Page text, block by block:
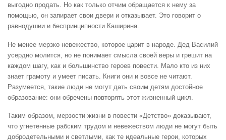
выгодно продать. Но как только отчим обращается к нему за
помощью, он запирает свои двери и отказывает. Это говорит о
равнодушии и беспринципности Каширина.
Не менее мерзко невежество, которое царит в народе. Дед Василий
усердно молится, но не понимает смысла своей веры и грешит на
каждом шагу, как и большинство героев повести. Мало кто из них
знает грамоту и умеет писать. Книги они и вовсе не читают.
Разумеется, такие люди не могут дать своим детям достойное
образование: они обречены повторять этот жизненный цикл.
Таким образом, мерзости жизни в повести «Детство» доказывают,
что угнетенные рабским трудом и невежеством люди не могут быть
добродетельными и светлыми, как те идеальные герои, которых